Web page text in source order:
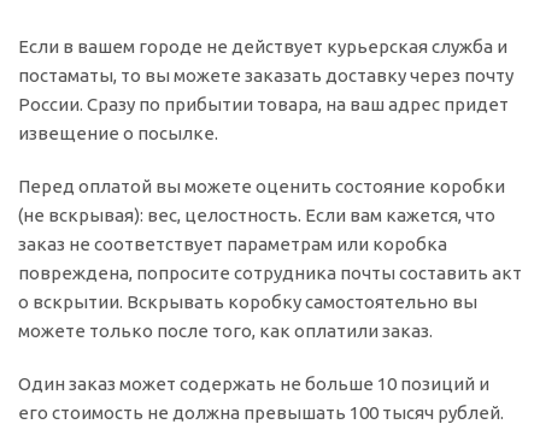
Если в вашем городе не действует курьерская служба и
постаматы, то вы можете заказать доставку через почту
России. Сразу по прибытии товара, на ваш адрес придет
извещение о посылке.
Перед оплатой вы можете оценить состояние коробки
(не вскрывая): вес, целостность. Если вам кажется, что
заказ не соответствует параметрам или коробка
повреждена, попросите сотрудника почты составить акт
о вскрытии. Вскрывать коробку самостоятельно вы
можете только после того, как оплатили заказ.
Один заказ может содержать не больше 10 позиций и
его стоимость не должна превышать 100 тысяч рублей.